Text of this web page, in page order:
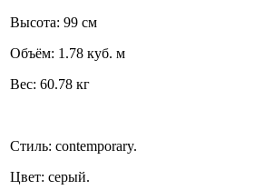
Высота: 99 см
Объём: 1.78 куб. м
Вес: 60.78 кг
Стиль: contemporary.
Цвет: серый.